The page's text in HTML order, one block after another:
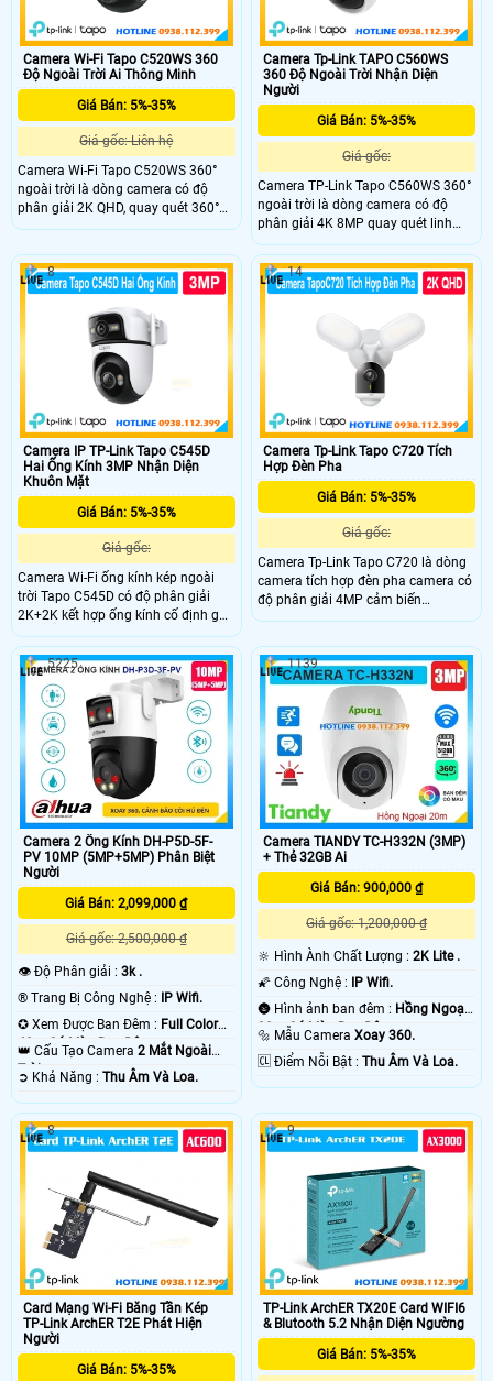
Camera Wi-Fi Tapo C520WS 360
Độ Ngoài Trời Ai Thông Minh
Giá Bán: 5%-35%
Giá gốc: Liên hệ
Camera Wi-Fi Tapo C520WS 360°
ngoài trời là dòng camera có độ
phân giải 2K QHD, quay quét 360°
và nhìn đêm màu Starlight với tầm
minh AI phát hiện chuyển độngh,
đàm thoại hai chiều, báo động âm
qua ứng dụng Tapo
Camera Tp-Link TAPO C560WS
360 Độ Ngoài Trời Nhận Diện
Người
Giá Bán: 5%-35%
Giá gốc:
Camera TP-Link Tapo C560WS 360°
ngoài trời là dòng camera có độ
phân giải 4K 8MP quay quét linh
hoạt zoom kỹ thuật số 18x và nhìn
đêm màu Starlight. Công nghệ AI
phát hiện người, thú cưng, phương
tiện và còi báo động 99dB. Hỗ trợ
Wi-Fi 2.4GHz/5GHz, chuẩn IP66
kháng nước và bụi
Camera IP TP-Link Tapo C545D
Hai Ống Kính 3MP Nhận Diện
Khuôn Mặt
Giá Bán: 5%-35%
Giá gốc:
Camera Wi-Fi ống kính kép ngoài
trời Tapo C545D có độ phân giải
2K+2K kết hợp ống kính cố định góc
rộng và ống kính xoay/nghiêng
giám sát hai khu vực hỗ trợ theo dõi
kép động 360° Công nghệ nhận diện
AI thông minh. Kết nối LAN/Wi-Fi,
tuần tra khu vực, chuẩn kháng nước
và bụi IP66 .
8
Camera Tp-Link Tapo C720 Tích
Hợp Đèn Pha
Giá Bán: 5%-35%
Giá gốc:
Camera Tp-Link Tapo C720 là dòng
camera tích hợp đèn pha camera có
độ phân giải 4MP cảm biến
Starlight, góc nhìn siêu rộng 153°.
và Full-Color Night Vision. Tích hợp
2 đèn Floodlight 2800 Lumen, công
nghệ nhận diện AI thông minh phát
hiện chuyển động, còi báo động
93dB và đàm thoại hai chiều.
14
Camera 2 Ống Kính DH-P5D-5F-
PV 10MP (5MP+5MP) Phân Biệt
Người
Giá Bán: 2,099,000 ₫
Giá gốc: 2,500,000 ₫
👁 Độ Phân giải : 3k .
®️ Trang Bị Công Nghệ : IP Wifi.
✪ Xem Được Ban Đêm : Full Color
40m Có Màu Ban Ðêm.
👑 Cấu Tạo Camera 2 Mắt Ngoài
Trời.
️➲ Khả Năng : Thu Âm Và Loa.
5225
Camera TIANDY TC-H332N (3MP)
+ Thẻ 32GB Ai
Giá Bán: 900,000 ₫
Giá gốc: 1,200,000 ₫
🔆 Hình Ành Chất Lượng :2K Lite .
🌠 Công Nghệ : IP Wifi.
🌚 Hình ảnh ban đêm : Hồng Ngoại
20m Có Màu Ban Ðêm.
🔩 Mẫu CameraXoay 360.
️🆑 Điểm Nỗi Bật :Thu Âm Và Loa.
1139
Card Mạng Wi-Fi Băng Tần Kép
TP-Link ArchER T2E Phát Hiện
Người
Giá Bán: 5%-35%
8
TP-Link ArchER TX20E Card WIFI6
& Blutooth 5.2 Nhận Diện Ngường
Giá Bán: 5%-35%
9